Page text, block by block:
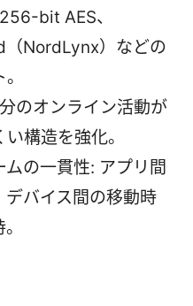
bit AES、
NordLynx）などの
のオンライン活動が
構造を強化。
の一貫性: アプリ間
バイス間の移動時